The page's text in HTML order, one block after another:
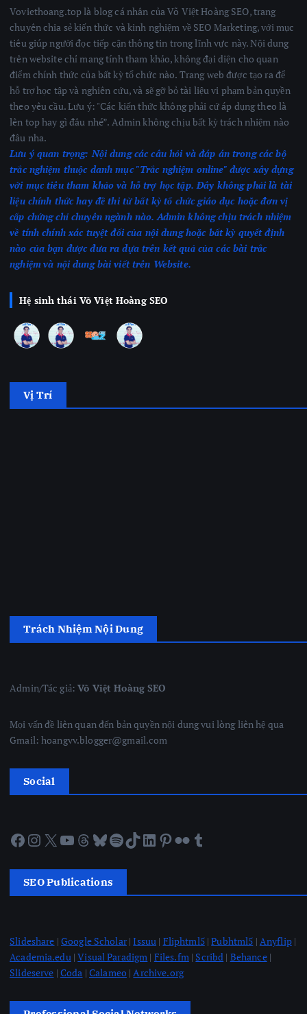
Voviethoang.top là blog cá nhân của Võ Việt Hoàng SEO, trang
chuyên chia sẻ kiến thức và kinh nghiệm về SEO Marketing, với mục
tiêu giúp người đọc tiếp cận thông tin trong lĩnh vực này. Nội dung
trên website chỉ mang tính tham khảo, không đại diện cho quan
điểm chính thức của bất kỳ tổ chức nào. Trang web được tạo ra để
hỗ trợ học tập và nghiên cứu, và sẽ gỡ bỏ tài liệu vi phạm bản quyền
theo yêu cầu. Lưu ý: "Các kiến thức không phải cứ áp dụng theo là
lên top hay gì đâu nhé”. Admin không chịu bất kỳ trách nhiệm nào
đâu nha.
Lưu ý quan trọng: Nội dung các câu hỏi và đáp án trong các bộ
trắc nghiệm thuộc danh mục "Trắc nghiệm online" được xây dựng
với mục tiêu tham khảo và hỗ trợ học tập. Đây không phải là tài
liệu chính thức hay đề thi từ bất kỳ tổ chức giáo dục hoặc đơn vị
cấp chứng chỉ chuyên ngành nào. Admin không chịu trách nhiệm
về tính chính xác tuyệt đối của nội dung hoặc bất kỳ quyết định
nào của bạn được đưa ra dựa trên kết quả của các bài trắc
nghiệmvà nội dung bài viết trên Website.
Hệ sinh thái Võ Việt Hoàng SEO
Vị Trí
Trách Nhiệm Nội Dung
Admin/Tác giả:Võ Việt Hoàng SEO
Mọi vấn đề liên quan đến bản quyền nội dung vui lòng liên hệ qua
Gmail: hoangvv.blogger@gmail.com
Social
Facebook Instagram X YouTube Threads Bluesky Spotify TikTok LinkedIn Pinterest Flickr Tumblr
SEO Publications
Slideshare | Google Scholar|Issuu | Fliphtml5|Pubhtml5 | Anyflip|
Academia.edu|Visual Paradigm | Files.fm| Scribd | Behance|
Slideserve | Coda | Calameo|Archive.org